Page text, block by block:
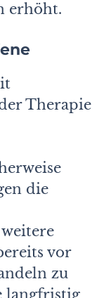
erhöht.
Therapie
die
vor
zu